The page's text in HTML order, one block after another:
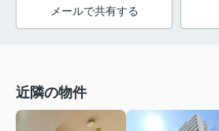
メールで共有する
近隣の物件